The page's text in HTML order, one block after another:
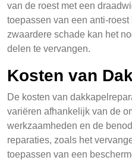
van de roest met een
toepassen van een anti-
zwaardere schade kan het
delen te vervangen.
Kosten van
De kosten van
variëren afhankelijk van de
werkzaamheden en de
reparaties, zoals het
toepassen van een